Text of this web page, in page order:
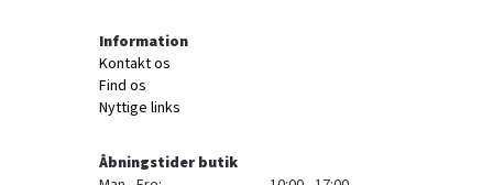
Information
Kontakt os
Find os
Nyttige links
Åbningstider butik